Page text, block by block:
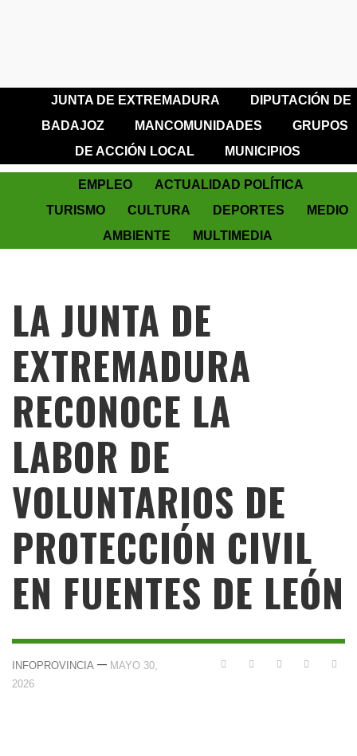
JUNTA DE EXTREMADURA
DIPUTACIÓN DE
BADAJOZ
MANCOMUNIDADES
GRUPOS
DE ACCIÓN LOCAL
MUNICIPIOS
EMPLEO
ACTUALIDAD POLÍTICA
TURISMO
CULTURA DEPORTES
MEDIO
AMBIENTE
MULTIMEDIA
LA JUNTA DE
EXTREMADURA
RECONOCE LA
LABOR DE
VOLUNTARIOS DE
PROTECCIÓN CIVIL
EN FUENTES DE LEÓN
INFOPROVINCIA — MAYO 30,
2026